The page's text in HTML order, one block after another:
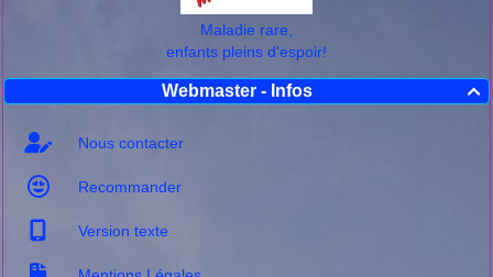
Maladie rare,
enfants pleins d'espoir!

Webmaster - Infos
Nous contacter
Recommander
Version texte